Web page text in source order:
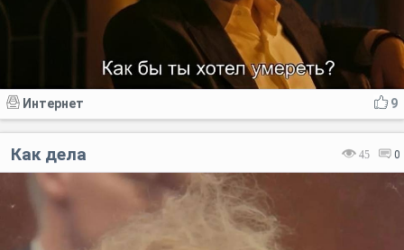
9
Интернет
45 0
Как дела